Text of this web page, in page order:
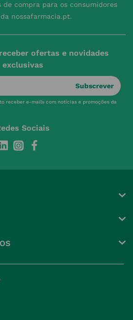
de compra para os consumidores
nossafarmacia.pt.
ofertas e novidades
exclusivas
Subscrever
receber e-mails com notícias e promoções da
Sociais